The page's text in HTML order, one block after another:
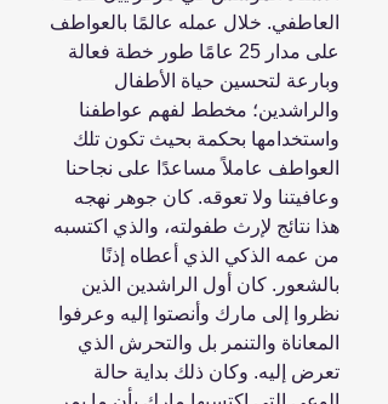
العاطفي. خلال عمله عالمًا بالعواطف
على مدار 25 عامًا طور خطة فعالة
وبارعة لتحسين حياة الأطفال
والراشدين؛ مخطط لفهم عواطفنا
واستخدامها بحكمة بحيث تكون تلك
العواطف عاملاً مساعدًا على نجاحنا
وعافيتنا ولا تعوقه. كان جوهر نهجه
هذا نتائج لإرث طفولته، والذي اكتسبه
من عمه الذكي الذي أعطاه إذنًا
بالشعور. كان أول الراشدين الذين
نظروا إلى مارك وأنصتوا إليه وعرفوا
المعاناة والتنمر بل والتحرش الذي
تعرض إليه. وكان ذلك بداية حالة